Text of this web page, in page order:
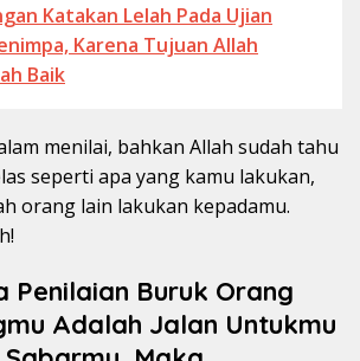
Katakan Lelah Pada Ujian
Karena Tujuan Allah
Baik
menilai, bahkan Allah sudah tahu
seperti apa yang kamu lakukan,
orang lain lakukan kepadamu.
Penilaian Buruk Orang
Adalah Jalan Untukmu